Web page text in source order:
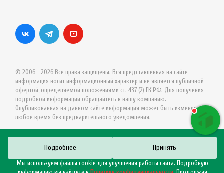
© 2006 - 2026 Все права защищены. Вся представленная на сайте
информация носит информационный характер и не является публичной
офертой, определяемой положениями ст. 437 (2) ГК РФ. Для получения
подробной информации обращайтесь в нашу компанию.
Опубликованная на данном сайте информация может быть изменена в
любое время без предварительного уведомления.
Подробнее Принять
Мы используем файлы cookie для улучшения работы сайта. Подробную